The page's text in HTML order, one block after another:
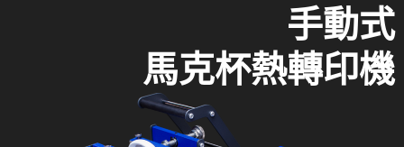
手動式
馬克杯熱轉印機